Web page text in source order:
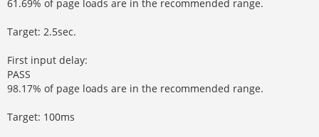
61.69% of page loads are in the recommended range.
Target: 2.5sec.
First input delay:
PASS
98.17% of page loads are in the recommended range.
Target: 100ms